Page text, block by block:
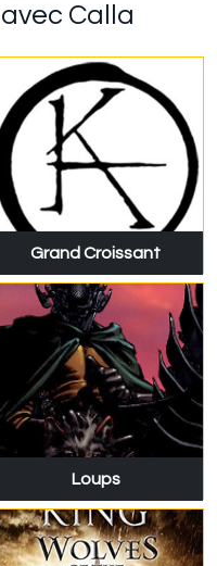
Calla
Grand Croissant
Loups